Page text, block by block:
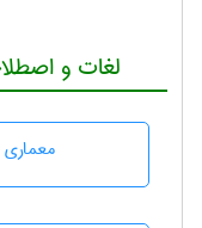
لغات و
معماری